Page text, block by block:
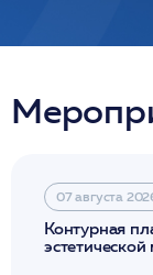
07 августа
Контурная